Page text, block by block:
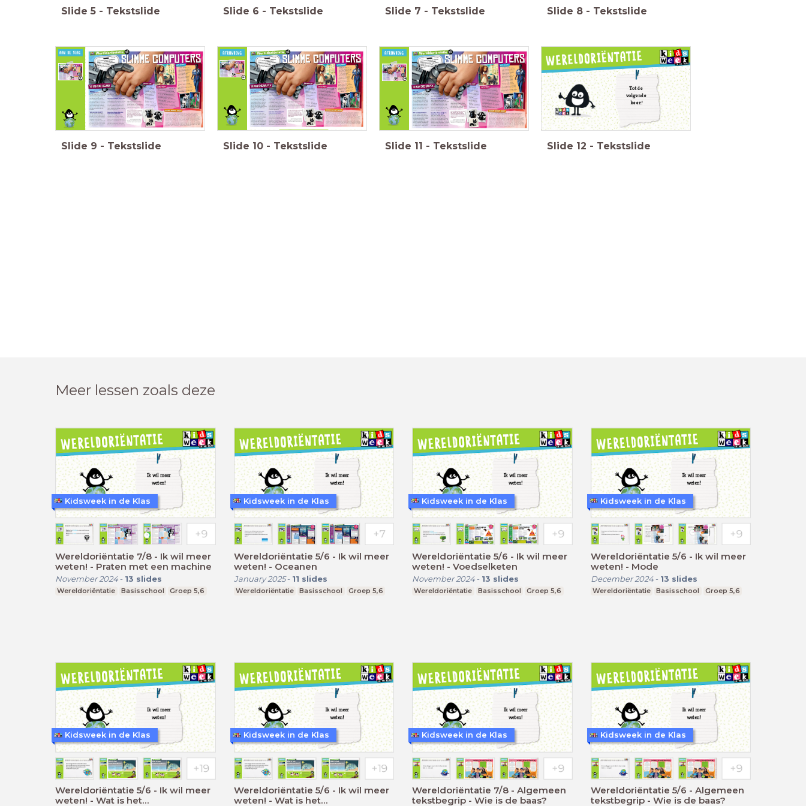
Slide 5 - Tekstslide Slide 6 - Tekstslide Slide 7 - Tekstslide Slide 8 - Tekstslide
Facultatief: oefenen van de toetsvraagstelling.
Toetsvraag:
Wat is AI?
A. Computerprogramma’s die telefoons nabootsen.
B. Computerprogramma’s die games nabootsen.
C. Computerprogramma’s die papegaaien nabootsen.
D. Computerprogramma’s die menselijk gedrag nabootsen.
Slide 9 - Tekstslide
Wat heb je deze les
geleerd?
Klopte het idee over
hetdoel van de
schrijver?
Bespreekde antwoorden
op de tekstgerichte vragen
en de toetsvraag.
Slide 10 - Tekstslide
Antwoord gevonden
op je vraag? Schrijf
het antwoord op een
andere kleur post-it en
plak deze bij de
vraag op de
vragenmuur.
Zijn er nieuwe
vragen
ontstaan?
Schrijf ze op
post-its.
Slide 11 - Tekstslide
Tot de
volgende
keer!
Slide 12 - Tekstslide
Meer lessen zoals deze
Wereldoriëntatie 7/8 - Ik wil meer
weten! - Praten met een machine
November 2024- 13 slides
Wereldoriëntatie Basisschool Groep 5,6
Kidsweek in de Klas
Wereldoriëntatie 5/6 - Ik wil meer
weten! - Oceanen
January 2025- 11 slides
Wereldoriëntatie Basisschool Groep 5,6
Kidsweek in de Klas
Wereldoriëntatie 5/6 - Ik wil meer
weten! - Voedselketen
November 2024- 13 slides
Wereldoriëntatie Basisschool Groep 5,6
Kidsweek in de Klas
Wereldoriëntatie 5/6 - Ik wil meer
weten! - Mode
December 2024- 13 slides
Wereldoriëntatie Basisschool Groep 5,6
Kidsweek in de Klas
Wereldoriëntatie 5/6 - Ik wil meer
weten! - Wat is het
Kidsweek in de Klas
Wereldoriëntatie 5/6 - Ik wil meer
weten! - Wat is het
Kidsweek in de Klas
Wereldoriëntatie 7/8 - Algemeen
tekstbegrip - Wie is de baas?
Kidsweek in de Klas
Wereldoriëntatie 5/6 - Algemeen
tekstbegrip - Wie is de baas?
Kidsweek in de Klas